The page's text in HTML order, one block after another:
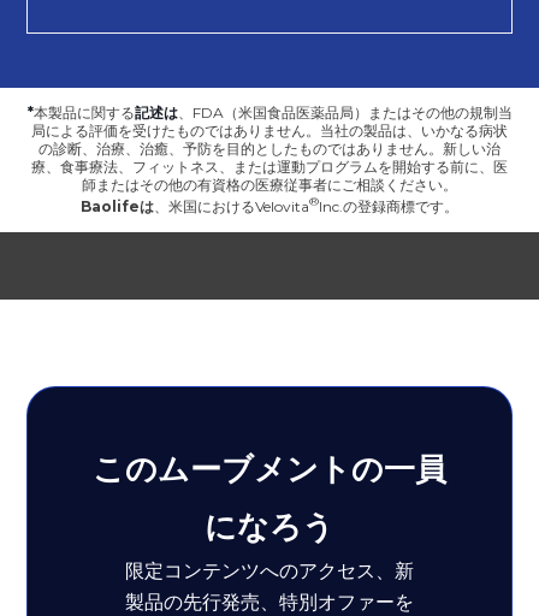
*本製品に関する記述は、FDA（米国食品医薬品局）またはその他の規制当
局による評価を受けたものではありません。当社の製品は、いかなる病状
の診断、治療、治癒、予防を目的としたものではありません。新しい治
療、食事療法、フィットネス、または運動プログラムを開始する前に、医
師またはその他の有資格の医療従事者にご相談ください。
Baolifeは、 米国におけるVelovita Inc.の登録商標です。
このムーブメントの一員
になろう
限定コンテンツへのアクセス、新
製品の先行発売、特別オファーを